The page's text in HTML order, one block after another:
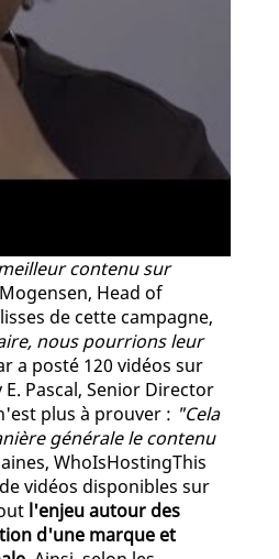
contenu sur
Head of
de cette campagne,
nous pourrions leur
a posté 120 vidéos sur
Pascal, Senior Director
plus à prouver : "Cela
générale le contenu
WhoIsHostingThis
vidéos disponibles sur
l'enjeu autour des
d'une marque et